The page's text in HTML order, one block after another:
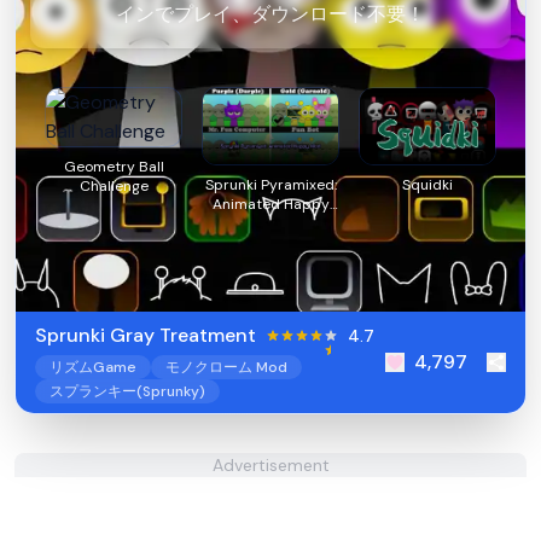
インでプレイ、ダウンロード不要！
Geometry Ball
Challenge
Sprunki Pyramixed:
Animated Happy
Mod
Squidki
Sprunki Gray Treatment 4.7
リズムGame
モノクローム Mod
スプランキー(Sprunky)
4,797
Advertisement